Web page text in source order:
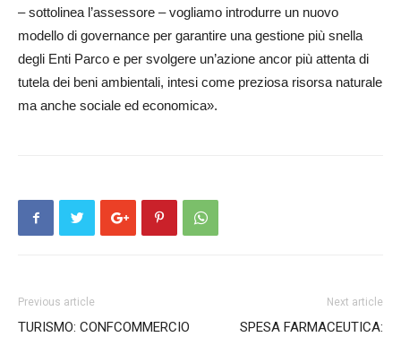
– sottolinea l’assessore – vogliamo introdurre un nuovo
modello di governance per garantire una gestione più snella
degli Enti Parco e per svolgere un’azione ancor più attenta di
tutela dei beni ambientali, intesi come preziosa risorsa naturale
ma anche sociale ed economica».
Previous article
TURISMO: CONFCOMMERCIO
Next article
SPESA FARMACEUTICA: